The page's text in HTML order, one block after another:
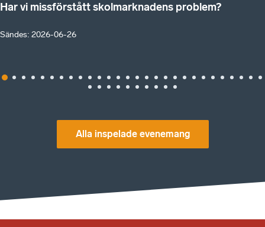
Har vi missförstått skolmarknadens problem?
Sändes: 2026-06-26
Alla inspelade evenemang